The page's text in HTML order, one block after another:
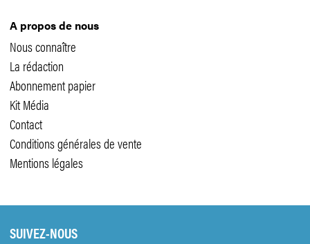
A propos de nous
Nous connaître
La rédaction
Abonnement papier
Kit Média
Contact
Conditions générales de vente
Mentions légales
SUIVEZ-NOUS